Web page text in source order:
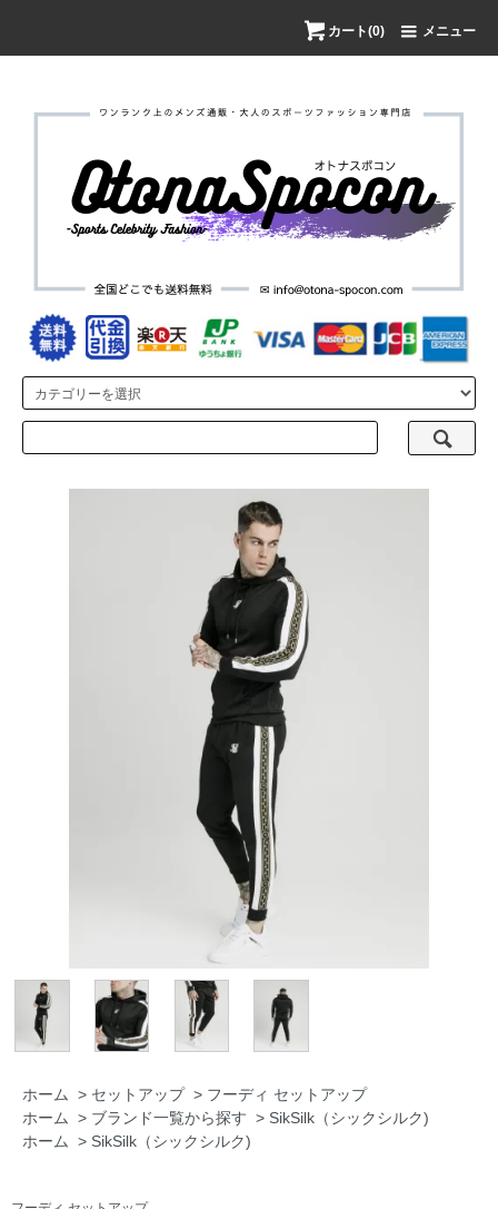
カート(0) メニュー
ホーム > セットアップ > フーディ セットアップ
ホーム
> ブランド一覧から探す > SikSilk（シックシルク)
ホーム
> SikSilk（シックシルク)